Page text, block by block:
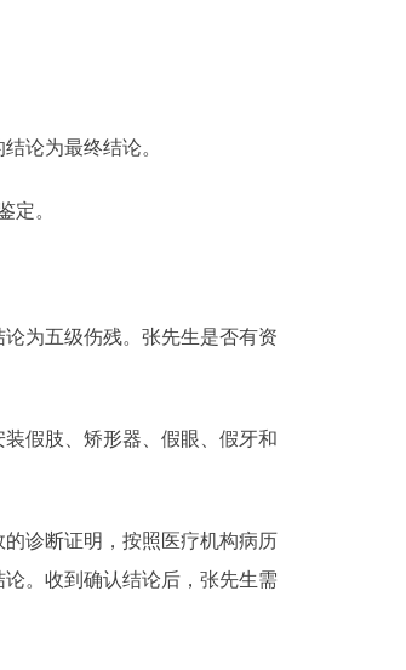
论为最终结论。
定。
为五级伤残。张先生是否有资
假肢、矫形器、假眼、假牙和
诊断证明，按照医疗机构病历
。收到确认结论后，张先生需